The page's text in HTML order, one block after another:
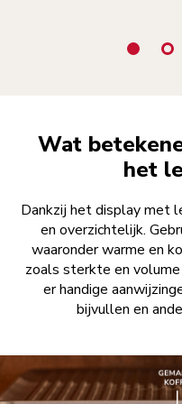
Wat
het
Dankzij het display met
en overzichtelijk.
waaronder warme en
zoals sterkte en volume
er handige
bijvullen en